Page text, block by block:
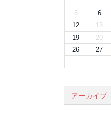
5
6
12
13
19
20
26
27
アーカイブ